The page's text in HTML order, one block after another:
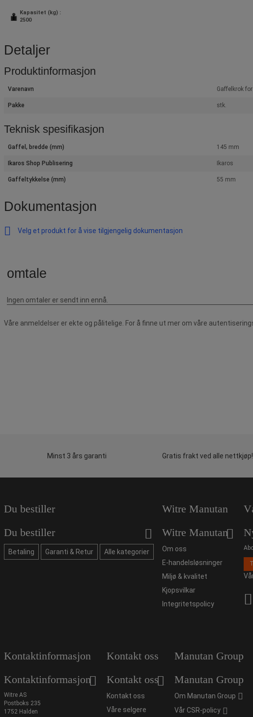
Kapasitet (kg) :
2500
Detaljer
Produktinformasjon
Varenavn Gaffelkrok
Pakke stk.
Teknisk spesifikasjon
Gaffel, bredde (mm) 145 mm
Ikaros Shop Publisering Ikaros
Gaffeltykkelse (mm) 55 mm
Dokumentasjon
Velg et produkt for å vise tilgjengelig dokumentasjon
Våre anmeldelser er ekte og pålitelige. For å finne ut mer om våre
Minst 3 års garanti Gratis frakt ved alle nettkjøp!
Du bestiller
Du bestiller
Betaling Garanti & Retur Alle kategorier
Witre Manutan
Witre Manutan
Om oss
E-handelsløsninger
Miljø & kvalitet
Kjopsvilkar
Integritetspolicy
Kontaktinformasjon
Kontaktinformasjon
Witre AS
Postboks 235
1752 Halden
Kontakt oss
Kontakt oss
Kontakt oss
Våre selgere
Manutan Group
Manutan Group
Om Manutan Group
Vår CSR-policy